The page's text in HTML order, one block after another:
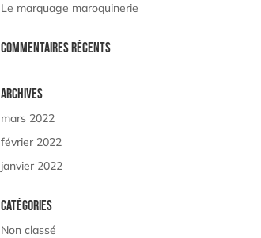
Le marquage maroquinerie
Commentaires récents
Archives
mars 2022
février 2022
janvier 2022
Catégories
Non classé